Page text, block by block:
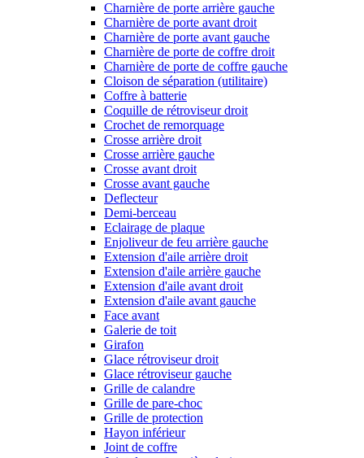
Charnière de porte arrière gauche
Charnière de porte avant droit
Charnière de porte avant gauche
Charnière de porte de coffre droit
Charnière de porte de coffre gauche
Cloison de séparation (utilitaire)
Coffre à batterie
Coquille de rétroviseur droit
Crochet de remorquage
Crosse arrière droit
Crosse arrière gauche
Crosse avant droit
Crosse avant gauche
Deflecteur
Demi-berceau
Eclairage de plaque
Enjoliveur de feu arrière gauche
Extension d'aile arrière droit
Extension d'aile arrière gauche
Extension d'aile avant droit
Extension d'aile avant gauche
Face avant
Galerie de toit
Girafon
Glace rétroviseur droit
Glace rétroviseur gauche
Grille de calandre
Grille de pare-choc
Grille de protection
Hayon inférieur
Joint de coffre